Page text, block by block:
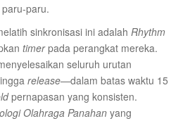
paru.
sinkronisasi ini adalah Rhythm
timerpada perangkat mereka.
seluruh urutan
release—dalam batas waktu 15
pernapasan yang konsisten.
Olahraga Panahan yang